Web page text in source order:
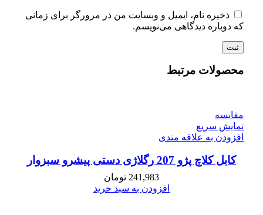
ذخیره نام، ایمیل و وبسایت من در مرورگر برای زمانی
که دوباره دیدگاهی می‌نویسم.
محصولات مرتبط
مقايسه
نمایش سریع
افزودن به علاقه مندی
کابل کلاچ پژو 207 رگلاژی دستی پیشرو سبزوار
241,983 تومان
افزودن به سبد خرید